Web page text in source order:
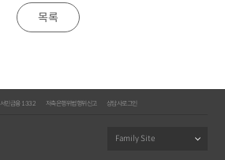
목록
서민금융 1332 저축은행위법행위신고 상담사로그인